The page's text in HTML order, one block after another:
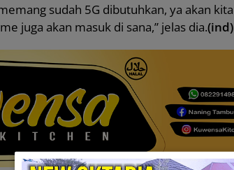
sudah 5G dibutuhkan, ya akan kita
juga akan masuk di sana,” jelas dia.(ind)